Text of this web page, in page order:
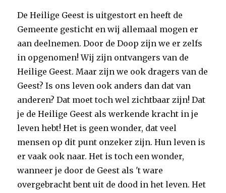
De Heilige Geest is uitgestort en heeft de
Gemeente gesticht en wij allemaal mogen er
aan deelnemen. Door de Doop zijn we er zelfs
in opgenomen! Wij zijn ontvangers van de
Heilige Geest. Maar zijn we ook dragers van de
Geest? Is ons leven ook anders dan dat van
anderen? Dat moet toch wel zichtbaar zijn! Dat
je de Heilige Geest als werkende kracht in je
leven hebt! Het is geen wonder, dat veel
mensen op dit punt onzeker zijn. Hun leven is
er vaak ook naar. Het is toch een wonder,
wanneer je door de Geest als 't ware
overgebracht bent uit de dood in het leven. Het